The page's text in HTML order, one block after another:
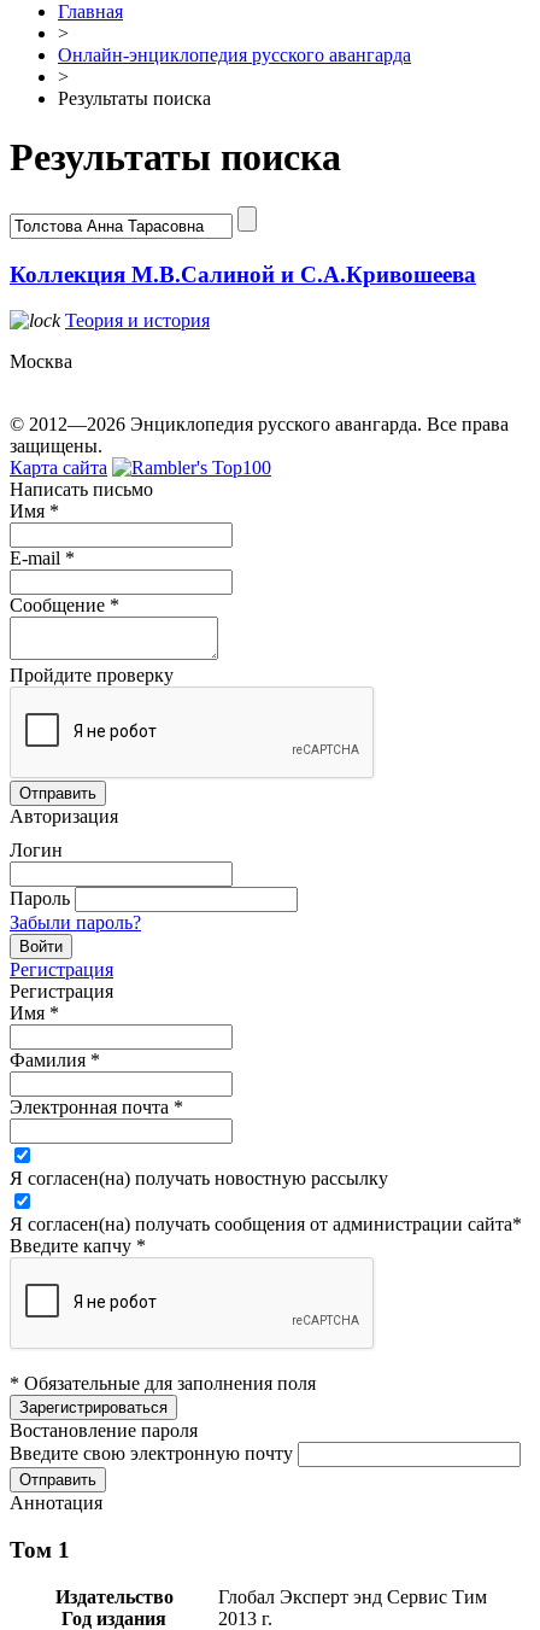
Главная
>
Онлайн-энциклопедия русского авангарда
>
Результаты поиска
Результаты поиска
Коллекция М.В.Салиной и С.А.Кривошеева
Теория и история
Москва
© 2012—2026 Энциклопедия русского авангарда. Все права
защищены.
Карта сайта
Написать письмо
Имя *
E-mail *
Сообщение *
Пройдите проверку
Авторизация
Логин
Пароль
Забыли пароль?
Регистрация
Регистрация
Имя *
Фамилия *
Электронная почта *
Я согласен(на) получать новостную рассылку
Я согласен(на) получать сообщения от администрации сайта*
Введите капчу *
* Обязательные для заполнения поля
Востановление пароля
Введите свою электронную почту
Аннотация
Том 1
Издательство
Глобал Эксперт энд Сервис Тим
Год издания
2013 г.